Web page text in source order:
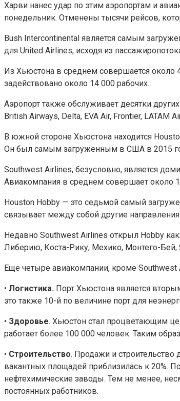
Харви нанес удар по этим аэропортам и
понедельник. Отменены тысячи рейсов,
Bush Intercontinental является самым
для United Airlines, исходя из
Из Хьюстона в среднем совершается около
задействовано около 14 000 рабочих.
Аэропорт также обслуживает десятки
British Airways, Delta, EVA Air, Frontier, LATAM
В южной стороне Хьюстона находится
Он был самым загруженным в США в 2015
Southwest Airlines, безусловно, является
Авиакомпания в среднем совершает около
Houston Hobby — это седьмой самый
связывает между собой другие направления.
Недавно Southwest Airlines открыл Hobby
Либерию, Коста-Рику, Мехико, Монтего-Бей,
Еще четыре авиакомпании, кроме Southwest
• Логистика. Порт Хьюстона является
это также 10-й по величине порт для
• Здоровье. Хьюстон стал процветающим
работает более 100 000 человек. Таким
• Строительство. Продажи и строительство
вакантных площадей приблизилась к 20%.
нефтехимические заводы. Тем не менее,
постоянных работников.